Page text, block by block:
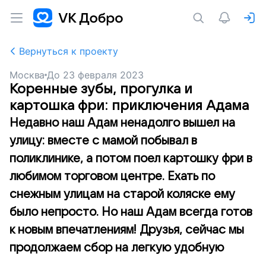
Вернуться к проекту
Москва До 23 февраля 2023
Коренные зубы, прогулка и
картошка фри: приключения Адама
Недавно наш Адам ненадолго вышел на
улицу: вместе с мамой побывал в
поликлинике, а потом поел картошку фри в
любимом торговом центре. Ехать по
снежным улицам на старой коляске ему
было непросто. Но наш Адам всегда готов
к новым впечатлениям! Друзья, сейчас мы
продолжаем сбор на легкую удобную